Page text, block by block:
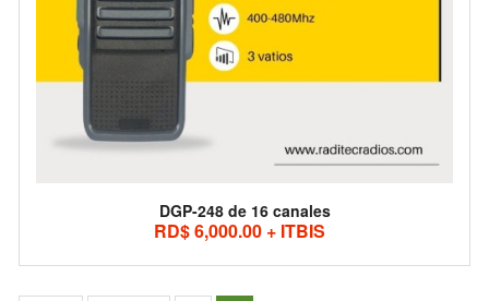
DGP-248 de 16 canales
RD$ 6,000.00 + ITBIS